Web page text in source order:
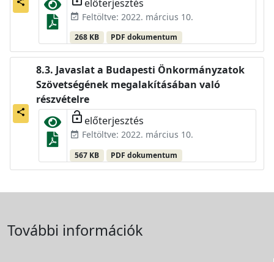
előterjesztés
event_available Feltöltve: 2022. március 10.
268 KB PDF dokumentum
share
Javaslat a Budapesti Önkormányzatok
Szövetségének megalakításában való
részvételre
lock_open előterjesztés
event_available Feltöltve: 2022. március 10.
567 KB PDF dokumentum
További információk